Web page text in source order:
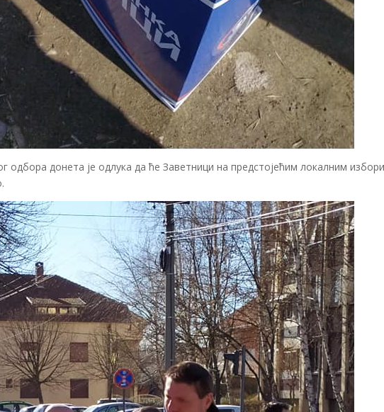
одбора донета је одлука да ће Заветници на предстојећим локалним